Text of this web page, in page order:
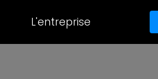
L'entreprise